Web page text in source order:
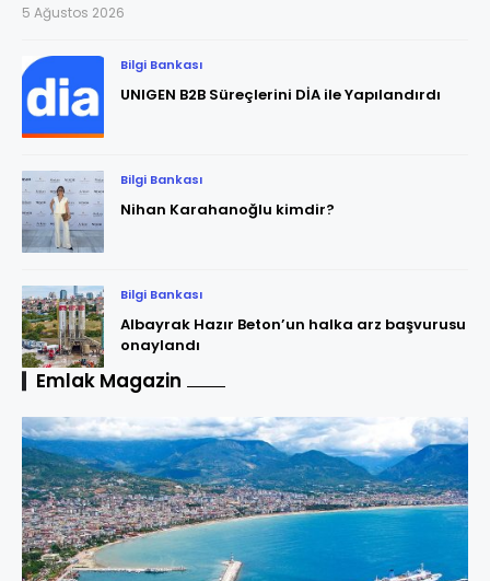
5 Ağustos 2026
Bilgi Bankası
UNIGEN B2B Süreçlerini DİA ile Yapılandırdı
Bilgi Bankası
Nihan Karahanoğlu kimdir?
Bilgi Bankası
Albayrak Hazır Beton’un halka arz başvurusu
onaylandı
Emlak Magazin